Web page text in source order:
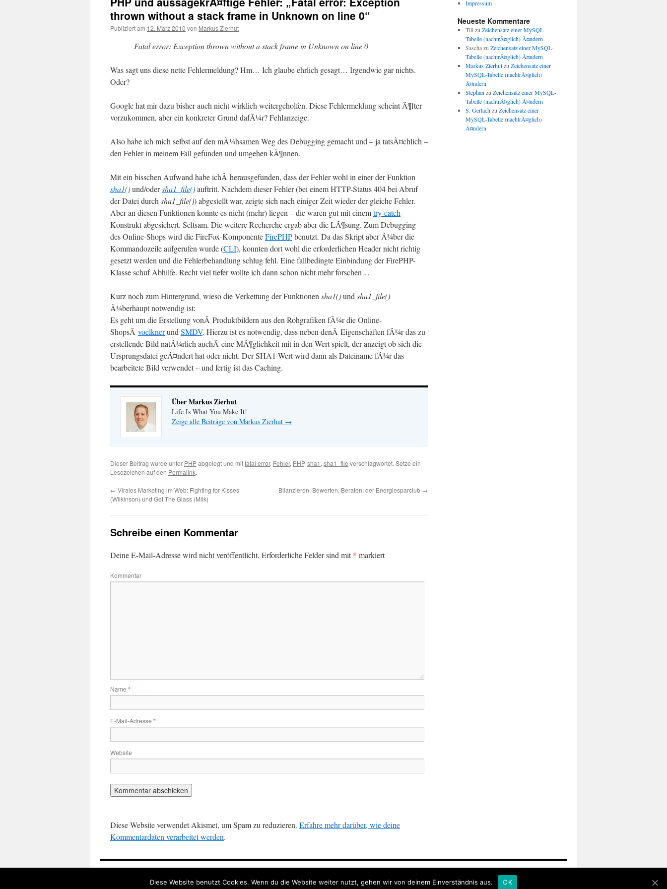
thrown without a stack frame in Unknown on line 0“
Publiziert am 12. März 2010 von Markus Zierhut
Fatal error: Exception thrown without a stack frame in Unknown on line 0
Was sagt uns diese nette Fehlermeldung? Hm… Ich glaube ehrlich gesagt… Irgendwie gar nichts.
Oder?
Google hat mir dazu bisher auch nicht wirklich weitergeholfen. Diese Fehlermeldung scheint Ã¶fter
vorzukommen, aber ein konkreter Grund dafÃ¼r? Fehlanzeige.
Also habe ich mich selbst auf den mÃ¼hsamen Weg des Debugging gemacht und – ja tatsÃ¤chlich –
den Fehler in meinem Fall gefunden und umgehen kÃ¶nnen.
Mit ein bisschen Aufwand habe ichÂ herausgefunden, dass der Fehler wohl in einer der Funktion
sha1()und/odersha1_file()auftritt. Nachdem dieser Fehler (bei einem HTTP-Status 404 bei Abruf
der Datei durch sha1_file()) abgestellt war, zeigte sich nach einiger Zeit wieder der gleiche Fehler.
Aber an diesen Funktionen konnte es nicht (mehr) liegen – die waren gut mit einemtry-catch-
Konstrukt abgesichert. Seltsam. Die weitere Recherche ergab aber die LÃ¶sung. Zum Debugging
des Online-Shops wird die FireFox-KomponenteFirePHPbenutzt. Da das Skript aber Ã¼ber die
Kommandozeile aufgerufen wurde (CLI), konnten dort wohl die erforderlichen Header nicht richtig
gesetzt werden und die Fehlerbehandlung schlug fehl. Eine fallbedingte Einbindung der FirePHP-
Klasse schuf Abhilfe. Recht viel tiefer wollte ich dann schon nicht mehr forschen…
Kurz noch zum Hintergrund, wieso die Verkettung der Funktionen sha1()und sha1_file()
Ã¼berhaupt notwendig ist:
Es geht um die Erstellung vonÂ Produktbildern aus den Rohgrafiken fÃ¼r die Online-
ShopsÂ voelknerund SMDV. Hierzu ist es notwendig, dass neben denÂ Eigenschaften fÃ¼r das zu
erstellende Bild natÃ¼rlich auchÂ eine MÃ¶glichkeit mit in den Wert spielt, der anzeigt ob sich die
Ursprungsdatei geÃ¤ndert hat oder nicht. Der SHA1-Wert wird dann als Dateiname fÃ¼r das
bearbeitete Bild verwendet – und fertig ist das Caching.
Über Markus Zierhut
Life Is What You Make It!
Zeige alle Beiträge von Markus Zierhut →
Dieser Beitrag wurde unter PHPabgelegt und mitfatal error, Fehler, PHP, sha1 , sha1_file verschlagwortet. Setze ein
Lesezeichen auf den Permalink.
← Virales Marketing im Web: Fighting for Kisses
(Wilkinson) und Get The Glass (Milk)
Bilanzieren, Bewerten, Beraten: der Energiesparclub →
Schreibe einen Kommentar
Deine E-Mail-Adresse wird nicht veröffentlicht. Erforderliche Felder sind mit* markiert
Kommentar
Name *
E-Mail-Adresse *
Website
Diese Website verwendet Akismet, um Spam zu reduzieren. Erfahre mehr darüber, wie deine
Kommentardaten verarbeitet werden.
Impressum
Neueste Kommentare
Tillzu Zeichensatz einer MySQL-
Tabelle (nachtrÃ¤glich) Ã¤ndern
Saschazu Zeichensatz einer MySQL-
Tabelle (nachtrÃ¤glich) Ã¤ndern
Markus Zierhutzu Zeichensatz einer
MySQL-Tabelle (nachtrÃ¤glich)
Ã¤ndern
Stephan zu Zeichensatz einer MySQL-
Tabelle (nachtrÃ¤glich) Ã¤ndern
S. Gerlachzu Zeichensatz einer
MySQL-Tabelle (nachtrÃ¤glich)
Ã¤ndern
Proudly powered by WordPress.
Diese Website benutzt Cookies. Wenn du die Website weiter nutzt, gehen wir von deinem Einverständnis aus.
OK